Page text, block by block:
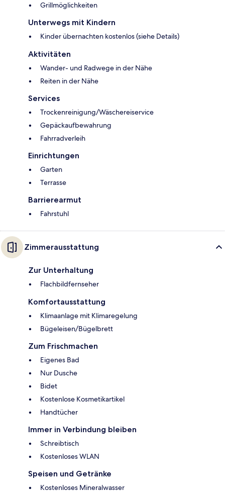
Grillmöglichkeiten
Unterwegs mit Kindern
Kinder übernachten kostenlos (siehe Details)
Aktivitäten
Wander- und Radwege in der Nähe
Reiten in der Nähe
Services
Trockenreinigung/Wäschereiservice
Gepäckaufbewahrung
Fahrradverleih
Einrichtungen
Garten
Terrasse
Barrierearmut
Fahrstuhl
Zimmerausstattung
Zur Unterhaltung
Flachbildfernseher
Komfortausstattung
Klimaanlage mit Klimaregelung
Bügeleisen/Bügelbrett
Zum Frischmachen
Eigenes Bad
Nur Dusche
Bidet
Kostenlose Kosmetikartikel
Handtücher
Immer in Verbindung bleiben
Schreibtisch
Kostenloses WLAN
Speisen und Getränke
Kostenloses Mineralwasser